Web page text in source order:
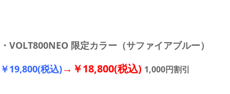
・VOLT800NEO 限定カラー（サファイアブルー）
￥19,800(税込)→￥18,800(税込) 1,000円割引